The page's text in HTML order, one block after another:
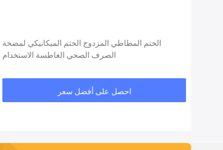
الختم المطاطي المزدوج الختم الميكانيكي لمضخة
الصرف الصحي الغاطسة الاستخدام
احصل على أفضل سعر